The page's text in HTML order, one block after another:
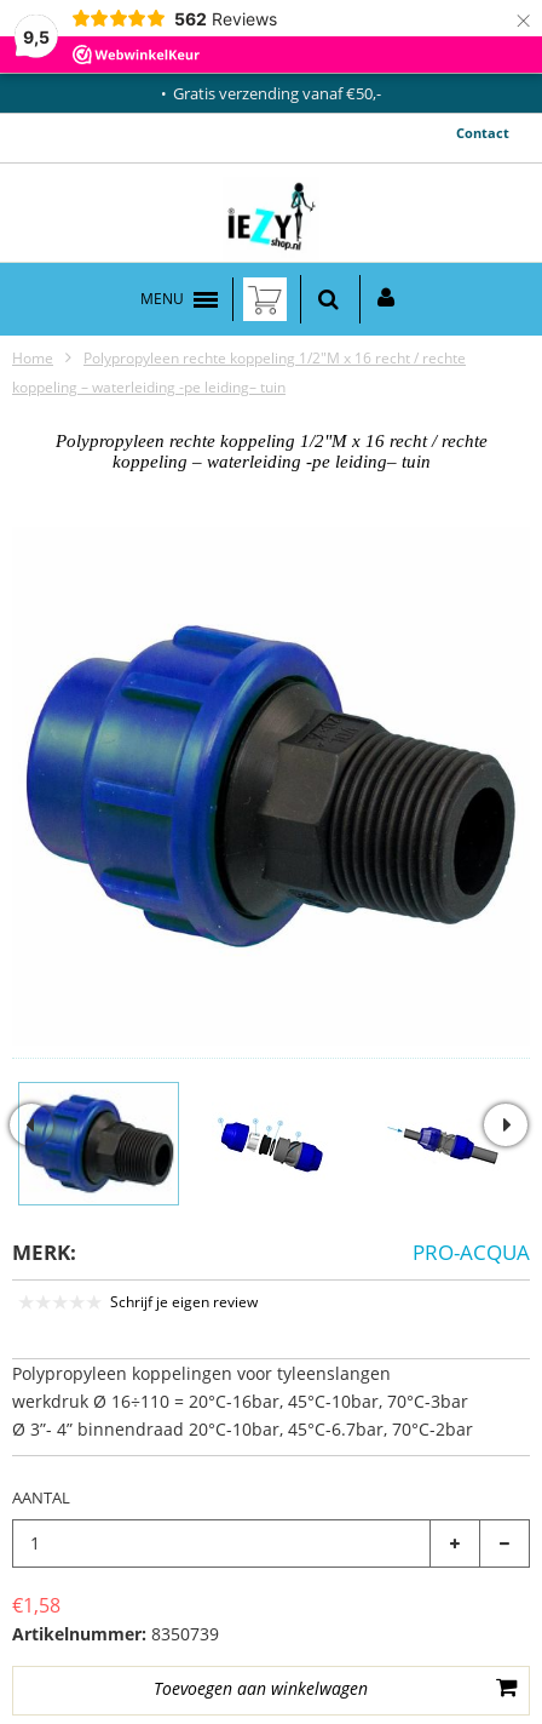
9,5
562 Reviews ×
Gratis verzending vanaf €50,-
Contact
MENU
Home
Polypropyleen rechte koppeling 1/2"M x 16 recht / rechte
koppeling – waterleiding -pe leiding– tuin
Polypropyleen rechte koppeling 1/2"M x 16 recht / rechte
koppeling – waterleiding -pe leiding– tuin
MERK: PRO-ACQUA
Schrijf je eigen review
Polypropyleen koppelingen voor tyleenslangen
werkdruk Ø 16÷110 = 20°C-16bar, 45°C-10bar, 70°C-3bar
Ø 3”- 4” binnendraad 20°C-10bar, 45°C-6.7bar, 70°C-2bar
AANTAL
€1,58
Artikelnummer: 8350739